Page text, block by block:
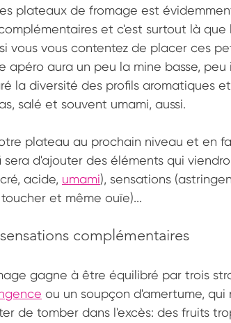
plateaux de fromage est
et c'est surtout là
vous vous contentez de placer ces
apéro aura un peu la mine basse,
la diversité des profils aromatiques
salé et souvent umami, aussi.
plateau au prochain niveau et en
sera d'ajouter des éléments qui
acide, umami), sensations
et même ouïe)...
complémentaires
gagne à être équilibré par trois
ou un soupçon d'amertume,
de tomber dans l'excès: des fruits